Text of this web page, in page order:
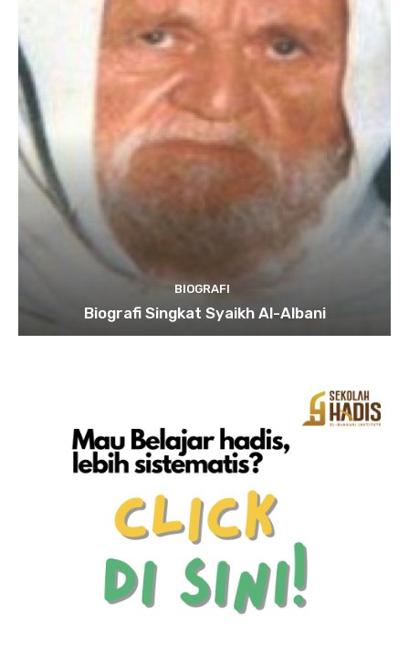
BIOGRAFI
Biografi Singkat Syaikh Al-Albani